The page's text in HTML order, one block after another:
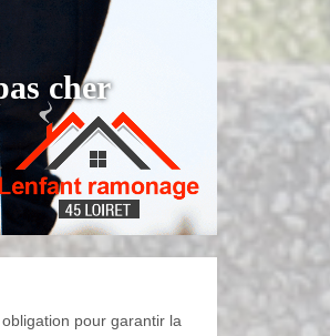
cher
pour garantir la